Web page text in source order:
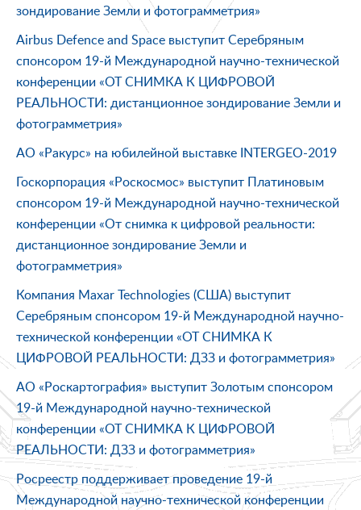
зондирование Земли и фотограмметрия»
Airbus Defence and Space выступит Серебряным
спонсором 19-й Международной научно-технической
конференции «ОТ СНИМКА К ЦИФРОВОЙ
РЕАЛЬНОСТИ: дистанционное зондирование Земли и
фотограмметрия»
АО «Ракурс» на юбилейной выставке INTERGEO-2019
Госкорпорация «Роскосмос» выступит Платиновым
спонсором 19-й Международной научно-технической
конференции «От снимка к цифровой реальности:
дистанционное зондирование Земли и
фотограмметрия»
Компания Maxar Technologies (США) выступит
Серебряным спонсором 19-й Международной научно-
технической конференции «ОТ СНИМКА К
ЦИФРОВОЙ РЕАЛЬНОСТИ: ДЗЗ и фотограмметрия»
АО «Роскартография» выступит Золотым спонсором
19-й Международной научно-технической
конференции «ОТ СНИМКА К ЦИФРОВОЙ
РЕАЛЬНОСТИ: ДЗЗ и фотограмметрия»
Росреестр поддерживает проведение 19-й
Международной научно-технической конференции